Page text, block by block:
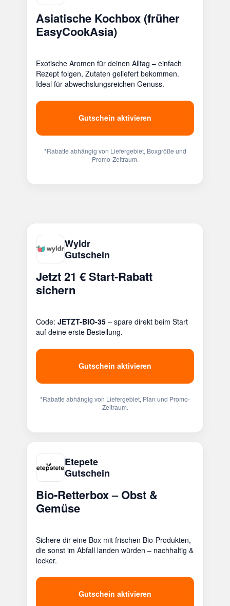
Asiatische Kochbox (früher
EasyCookAsia)
Exotische Aromen für deinen Alltag – einfach
Rezept folgen, Zutaten geliefert bekommen.
Ideal für abwechslungsreichen Genuss.
Gutschein aktivieren
*Rabatte abhängig von Liefergebiet, Boxgröße und
Promo-Zeitraum.
Wyldr
Gutschein
Jetzt 21 € Start-Rabatt
sichern
Code: JETZT-BIO-35 – spare direkt beim Start
auf deine erste Bestellung.
Gutschein aktivieren
*Rabatte abhängig von Liefergebiet, Plan und Promo-
Zeitraum.
Etepete
Gutschein
Bio-Retterbox – Obst &
Gemüse
Sichere dir eine Box mit frischen Bio-Produkten,
die sonst im Abfall landen würden – nachhaltig &
lecker.
Gutschein aktivieren